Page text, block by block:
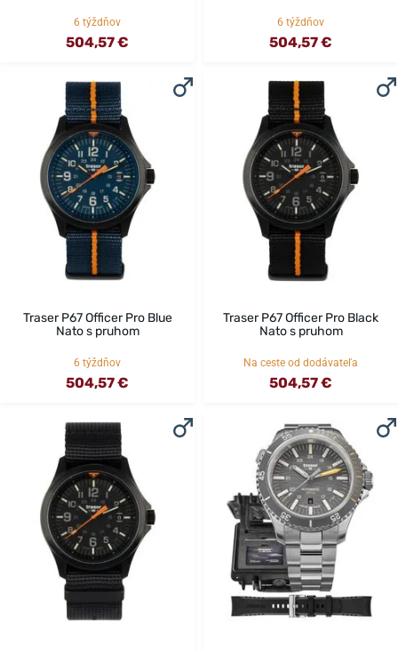
6 týždňov
504,57 €
6 týždňov
504,57 €
Traser P67 Officer Pro Blue
Nato s pruhom
6 týždňov
504,57 €
Traser P67 Officer Pro Black
Nato s pruhom
Na ceste od dodávateľa
504,57 €